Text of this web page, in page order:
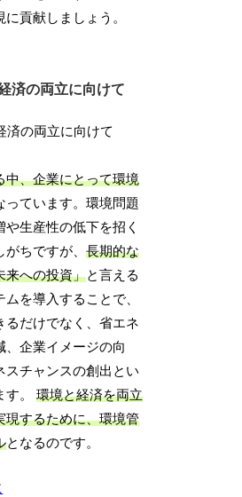
貢献しましょう。
済の両立に向けて
中、企業にとって環境
っています。環境問題
生産性の低下を招く
がちですが、長期的な
来への投資」と言える
を導入することで、
るだけでなく、省エネ
、企業イメージの向
スチャンスの創出とい
す。環境と経済を両立
現するために、環境管
となるのです。